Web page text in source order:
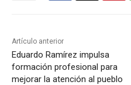
Artículo anterior
Eduardo Ramírez impulsa
formación profesional para
mejorar la atención al pueblo